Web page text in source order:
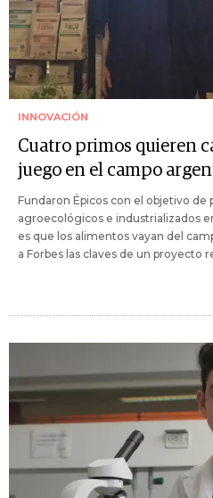
INNOVACIÓN
Cuatro primos quieren
juego en el campo
Fundaron Épicos con el objetivo
agroecológicos e industrializados
es que los alimentos vayan del
a Forbes las claves de un proyecto